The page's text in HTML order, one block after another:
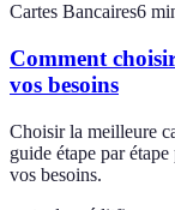
Cartes Bancaires6
Comment
vos besoins
Choisir la meilleure
guide étape par
vos besoins.